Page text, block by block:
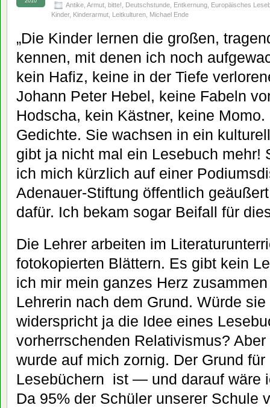
Antike Armut bitte! Deutschstunde Entkernung
Europäisches
Kinder, Kinderarmut Leitkulturen Michael Ende
„Die Kinder lernen die großen,
kennen, mit denen ich noch
kein Hafiz, keine in der Tiefe
Johann Peter Hebel, keine Fabeln
Hodscha, kein Kästner, keine
Gedichte. Sie wachsen in ein
gibt ja nicht mal ein Lesebuch mehr!
ich mich kürzlich auf einer
Adenauer-Stiftung öffentlich
dafür. Ich bekam sogar Beifall für
Die Lehrer arbeiten im
fotokopierten Blättern. Es gibt kein
ich mir mein ganzes Herz
Lehrerin nach dem Grund. Würde
widerspricht ja die Idee eines
vorherrschenden Relativismus?
wurde auf mich zornig. Der Grund
Lesebüchern ist — und darauf wäre
Da 95% der Schüler unserer Schule